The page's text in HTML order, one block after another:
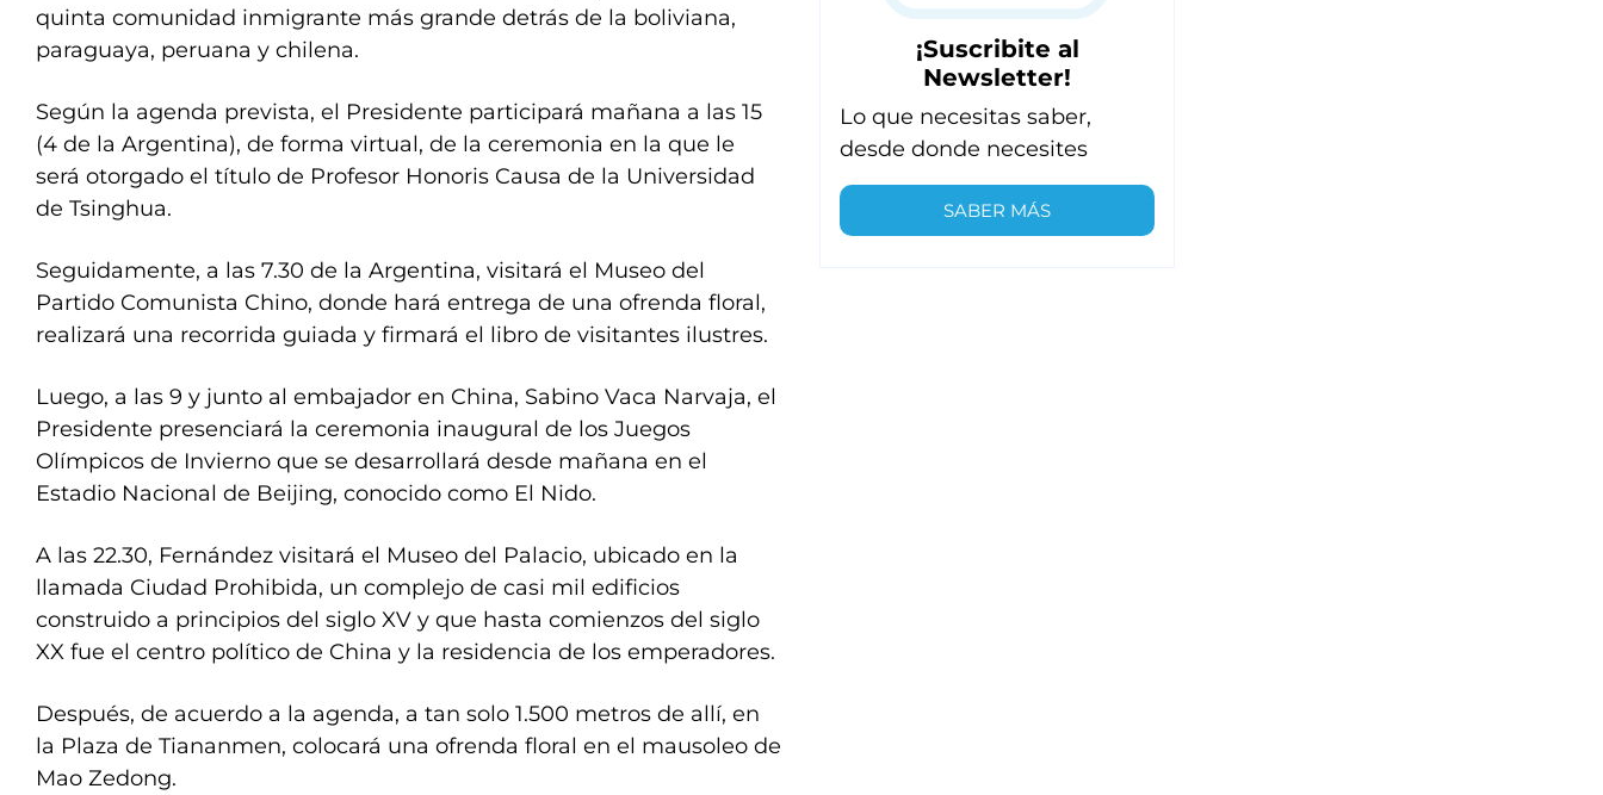
quinta comunidad inmigrante más grande detrás de la boliviana,
paraguaya, peruana y chilena.
Según la agenda prevista, el Presidente participará mañana a las 15
(4 de la Argentina), de forma virtual, de la ceremonia en la que le
será otorgado el título de Profesor Honoris Causa de la Universidad
de Tsinghua.
Seguidamente, a las 7.30 de la Argentina, visitará el Museo del
Partido Comunista Chino, donde hará entrega de una ofrenda floral,
realizará una recorrida guiada y firmará el libro de visitantes ilustres.
Luego, a las 9 y junto al embajador en China, Sabino Vaca Narvaja, el
Presidente presenciará la ceremonia inaugural de los Juegos
Olímpicos de Invierno que se desarrollará desde mañana en el
Estadio Nacional de Beijing, conocido como El Nido.
A las 22.30, Fernández visitará el Museo del Palacio, ubicado en la
llamada Ciudad Prohibida, un complejo de casi mil edificios
construido a principios del siglo XV y que hasta comienzos del siglo
XX fue el centro político de China y la residencia de los emperadores.
Después, de acuerdo a la agenda, a tan solo 1.500 metros de allí, en
la Plaza de Tiananmen, colocará una ofrenda floral en el mausoleo de
Mao Zedong.
¡Suscribite al
Newsletter!
Lo que necesitas saber,
desde donde necesites
SABER MÁS